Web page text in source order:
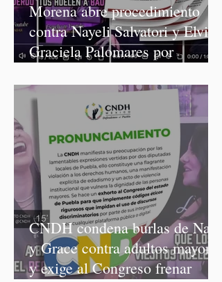
Morena abre procedimiento
contra Nayeli Salvatori y Elvia
Graciela Palomares por
CNDH condena burlas de Nay
y Grace contra adultos mayores
y exige al Congreso frenar